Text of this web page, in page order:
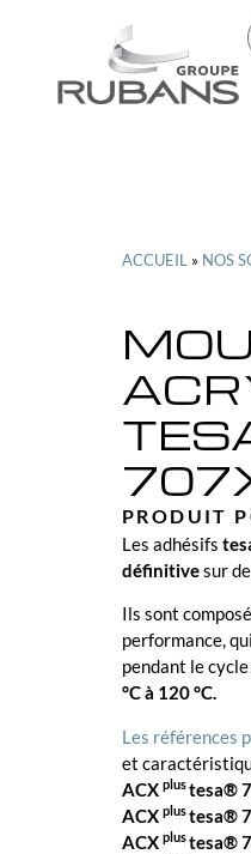
ACCUEIL » NOS
PRODUIT
Les adhésifs
définitivesur
Ils sont
performance, qui
pendant le
°C à 120 °C.
Les références
et
ACX plustesa®
ACX plustesa®
ACX plustesa®